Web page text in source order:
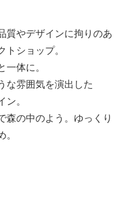
質やデザインに拘りのあ
トショップ。
一体に。
な雰囲気を演出した
ン。
森の中のよう。ゆっくり
。